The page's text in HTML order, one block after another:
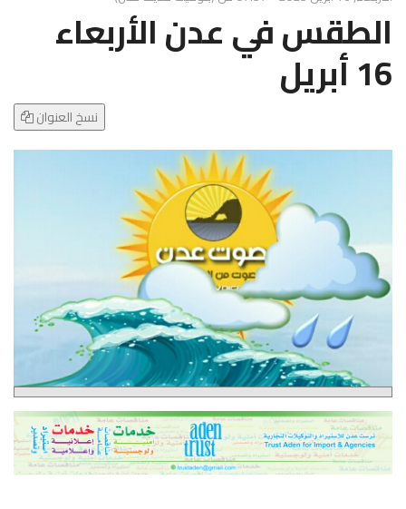
e
N
a
g
o
n
الطقس في عدن الأربعاء
16 أبريل
نسخ العنوان